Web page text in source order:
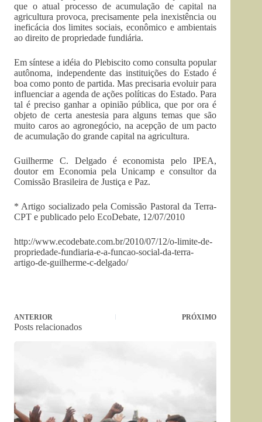
que o atual processo de acumulação de capital na
agricultura provoca, precisamente pela inexistência ou
ineficácia dos limites sociais, econômico e ambientais
ao direito de propriedade fundiária.
Em síntese a idéia do Plebiscito como consulta popular
autônoma, independente das instituições do Estado é
boa como ponto de partida. Mas precisaria evoluir para
influenciar a agenda de ações políticas do Estado. Para
tal é preciso ganhar a opinião pública, que por ora é
objeto de certa anestesia para alguns temas que são
muito caros ao agronegócio, na acepção de um pacto
de acumulação do grande capital na agricultura.
Guilherme C. Delgado é economista pelo IPEA,
doutor em Economia pela Unicamp e consultor da
Comissão Brasileira de Justiça e Paz.
* Artigo socializado pela Comissão Pastoral da Terra-
CPT e publicado pelo EcoDebate, 12/07/2010
http://www.ecodebate.com.br/2010/07/12/o-limite-de-
propriedade-fundiaria-e-a-funcao-social-da-terra-
artigo-de-guilherme-c-delgado/
ANTERIOR PRÓXIMO
Posts relacionados